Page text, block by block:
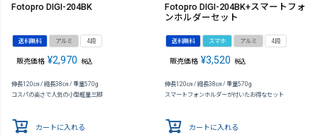
Fotopro DIGI-204BK
送料無料 アルミ 4段
販売価格 ¥2,970 税込
伸長120㎝ / 縮長38㎝ / 重量570g
コスパの高さで人気の小型軽量三脚
カートに入れる
Fotopro DIGI-204BK+スマートフォ
ンホルダーセット
送料無料 スマホ アルミ 4段
販売価格 ¥3,520 税込
伸長120㎝ / 縮長38㎝ / 重量570g
スマートフォンホルダーが付いたお得なセット
カートに入れる